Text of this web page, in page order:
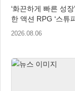
‘화끈하게 빠른 성장
한 액션 RPG ‘스튜피드 네
버 다이즈’ 패키지
2026.08.06